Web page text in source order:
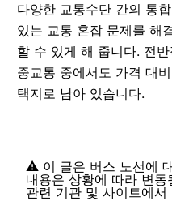
다양한 교통수단 간의 통
있는 교통 혼잡 문제를 해
할 수 있게 해 줍니다. 전
중교통 중에서도 가격 대
택지로 남아 있습니다.
⚠️ 이 글은 버스 노선에
내용은 상황에 따라 변
관련 기관 및 사이트에서